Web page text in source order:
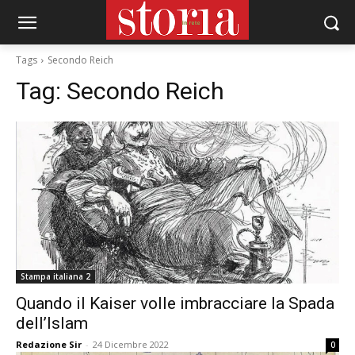
Tags Secondo Reich
Tag: Secondo Reich
Stampa italiana 2
Quando il Kaiser volle imbracciare la Spada
dell’Islam
Redazione Sir - 24 Dicembre 2022 0